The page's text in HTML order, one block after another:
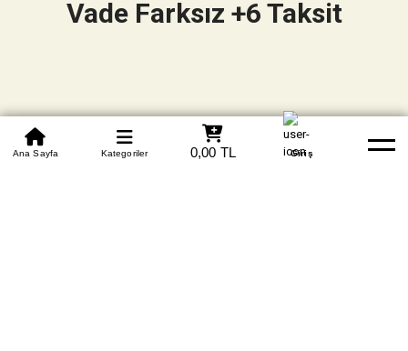
0850 305 09 70
Beden Tablosu Banka Hesapları Whatsapp Yardım
Ana Sayfa Kategoriler 0,00 TL Giriş
Vade Farksız +6 Taksit